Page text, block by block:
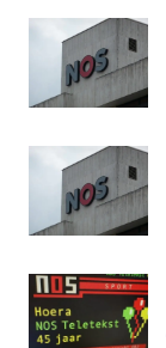
NOS
oranje
Oranje
Turkije-
Nederland